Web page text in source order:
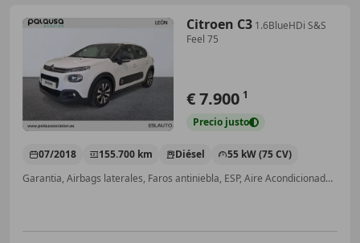
Citroen C3 1.6BlueHDi S&S
Feel 75
€ 7.900 1
Precio justo
07/2018 155.700 km Diésel
55 kW (75 CV)
Garantia, Airbags laterales, Faros antiniebla, ESP, Aire Acondicionado, Elevalunas eléctrico, ABS